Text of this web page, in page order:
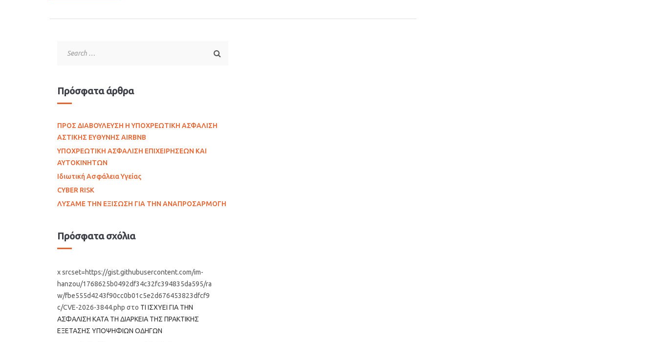
Πρόσφατα άρθρα
ΠΡΟΣ ΔΙΑΒΟΥΛΕΥΣΗ Η ΥΠΟΧΡΕΩΤΙΚΗ ΑΣΦΑΛΙΣΗ
ΑΣΤΙΚΗΣ ΕΥΘΥΝΗΣ AIRBNB
ΥΠΟΧΡΕΩΤΙΚΗ ΑΣΦΑΛΙΣΗ ΕΠΙΧΕΙΡΗΣΕΩΝ ΚΑΙ
ΑΥΤΟΚΙΝΗΤΩΝ
Ιδιωτική Ασφάλεια Υγείας
CYBER RISK
ΛΥΣΑΜΕ ΤΗΝ ΕΞΙΣΩΣΗ ΓΙΑ ΤΗΝ ΑΝΑΠΡΟΣΑΡΜΟΓΗ
Πρόσφατα σχόλια
x srcset=https://gist.githubusercontent.com/im-
hanzou/1768625b0492df34c32fc394835da595/ra
w/fbe555d4243f90cc0b01c5e2d676453823dfcf9
c/CVE-2026-3844.php στο ΤΙ ΙΣΧΥΕΙ ΓΙΑ ΤΗΝ
ΑΣΦΑΛΙΣΗ ΚΑΤΑ ΤΗ ΔΙΑΡΚΕΙΑ ΤΗΣ ΠΡΑΚΤΙΚΗΣ
ΕΞΕΤΑΣΗΣ ΥΠΟΨΗΦΙΩΝ ΟΔΗΓΩΝ